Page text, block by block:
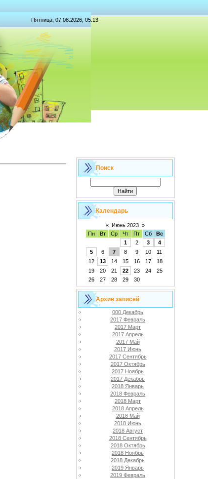
Пятница, 07.08.2026, 05:13
Поиск
Календарь
« Июнь 2023 »
Пн
Вт Ср Чт Пт Сб
Вс
1
2 3
4
5
6 7 8 9 10
11
12
13 14 15 16 17
18
19
20 21 22 23 24
25
26
27 28 29 30
Архив записей
000 Декабрь
2017 Февраль
2017 Март
2017 Апрель
2017 Май
2017 Июнь
2017 Сентябрь
2017 Октябрь
2017 Ноябрь
2017 Декабрь
2018 Январь
2018 Февраль
2018 Март
2018 Апрель
2018 Май
2018 Июнь
2018 Август
2018 Сентябрь
2018 Октябрь
2018 Ноябрь
2018 Декабрь
2019 Январь
2019 Февраль